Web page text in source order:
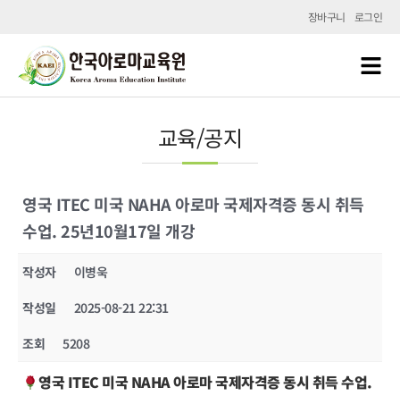
장바구니 로그인
교육/공지
영국 ITEC 미국 NAHA 아로마 국제자격증 동시 취득
수업. 25년10월17일 개강
작성자
이병욱
작성일
2025-08-21 22:31
조회
5208
영국 ITEC 미국 NAHA 아로마 국제자격증 동시 취득 수업.